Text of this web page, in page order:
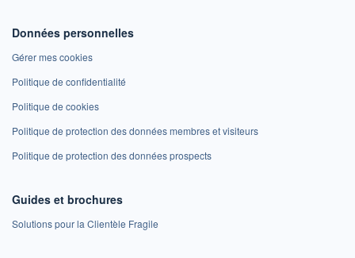
Données personnelles
Gérer mes cookies
Politique de confidentialité
Politique de cookies
Politique de protection des données membres et visiteurs
Politique de protection des données prospects
Guides et brochures
Solutions pour la Clientèle Fragile